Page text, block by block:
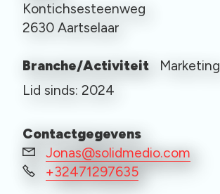
Kontichsesteenweg
2630 Aartselaar
Branche/Activiteit Marketing
Lid sinds: 2024
Contactgegevens
Jonas@solidmedio.com
+32471297635